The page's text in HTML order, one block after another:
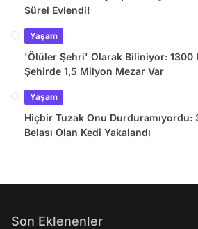
Sürel Evlendi!
Yaşam
'Ölüler Şehri' Olarak Biliniyor: 1300
Şehirde 1,5 Milyon Mezar Var
Yaşam
Hiçbir Tuzak Onu Durduramıyordu:
Belası Olan Kedi Yakalandı
Son Eklenenler